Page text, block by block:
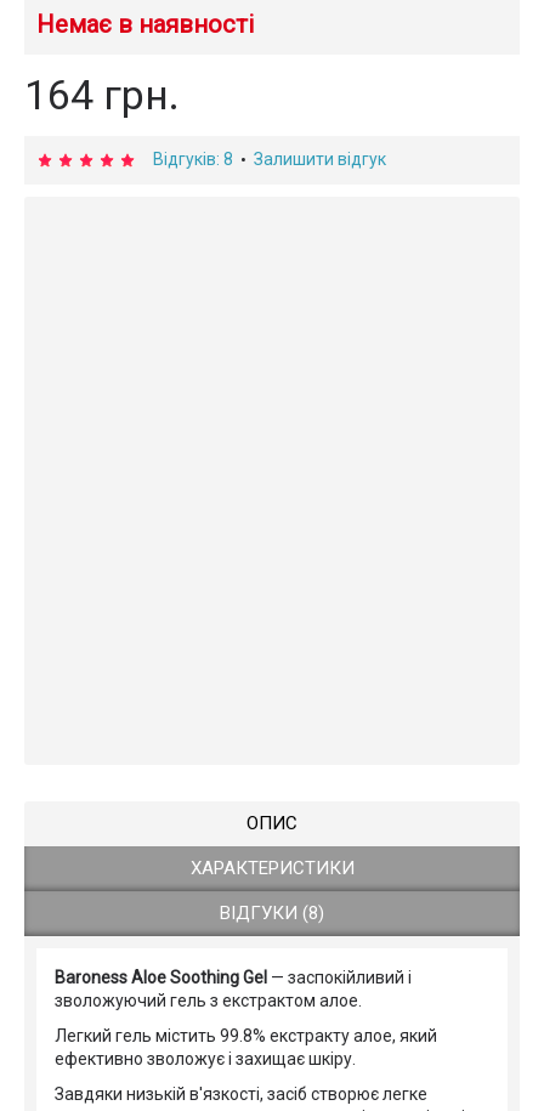
Немає в наявності
164 грн.
Відгуків: 8 • Залишити відгук
ОПИС
ХАРАКТЕРИСТИКИ
ВІДГУКИ (8)
Baroness Aloe Soothing Gel — заспокійливий і
зволожуючий гель з екстрактом алое.
Легкий гель містить 99.8% екстракту алое, який
ефективно зволожує і захищає шкіру.
Завдяки низькій в'язкості, засіб створює легке